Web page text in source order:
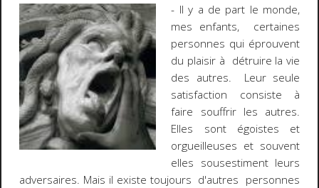
- Il y a de part le monde,
mes enfants, certaines
personnes qui éprouvent
du plaisir à détruire la vie
des autres. Leur seule
satisfaction consiste à
faire souffrir les autres.
Elles sont égoistes et
orgueilleuses et souvent
elles sousestiment leurs
adversaires. Mais il existe toujours d'autres personnes